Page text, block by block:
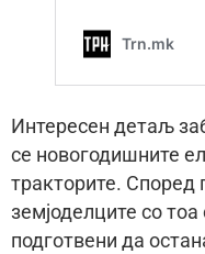
Интересен детаљ
се новогодишните
тракторите. Според
земјоделците со
подготвени да